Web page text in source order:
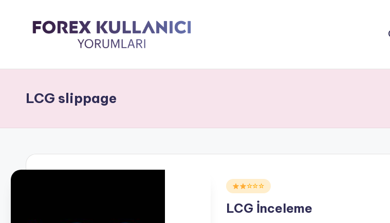
LCG slippage
Posted☆☆☆
LCG İnceleme